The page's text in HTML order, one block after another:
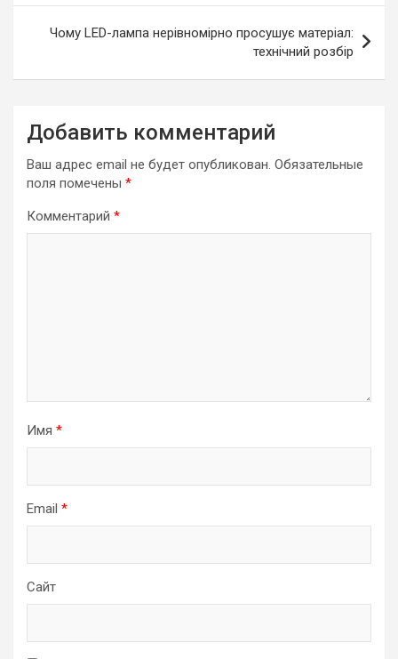
записям
Чому LED-лампа нерівномірно просушує матеріал:
технічний розбір
Добавить комментарий
Ваш адрес email не будет опубликован. Обязательные
поля помечены *
Комментарий *
Имя *
Email *
Сайт